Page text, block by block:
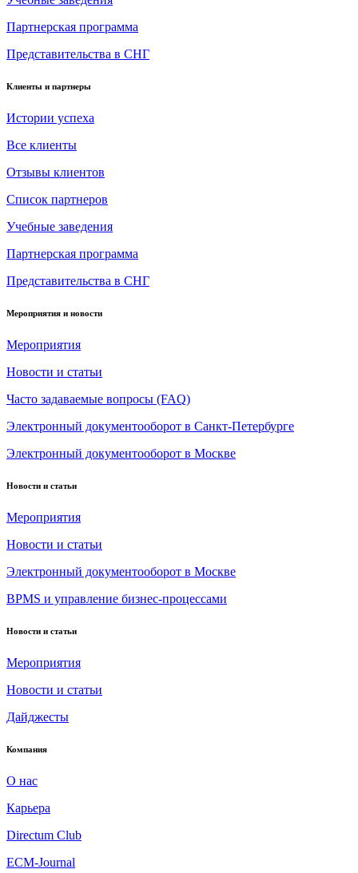
Партнерская программа
Представительства в СНГ
Клиенты и партнеры
Истории успеха
Все клиенты
Отзывы клиентов
Список партнеров
Учебные заведения
Партнерская программа
Представительства в СНГ
Мероприятия и новости
Мероприятия
Новости и статьи
Часто задаваемые вопросы (FAQ)
Электронный документооборот в Санкт-Петербурге
Электронный документооборот в Москве
Новости и статьи
Мероприятия
Новости и статьи
Электронный документооборот в Москве
BPMS и управление бизнес-процессами
Новости и статьи
Мероприятия
Новости и статьи
Дайджесты
Компания
О нас
Карьера
Directum Club
ECM-Journal